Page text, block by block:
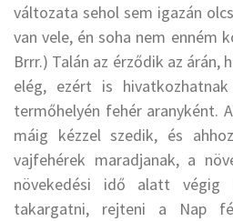
változata sehol sem igazán
van vele, én soha nem enném
Brrr.) Talán az érződik az árán,
elég, ezért is
termőhelyén fehér aranyként.
máig kézzel szedik, és
vajfehérek maradjanak, a
növekedési idő alatt végig
takargatni, rejteni a Nap